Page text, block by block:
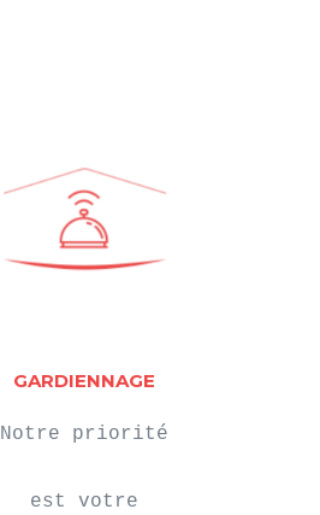
GARDIENNAGE
Notre priorité
est votre